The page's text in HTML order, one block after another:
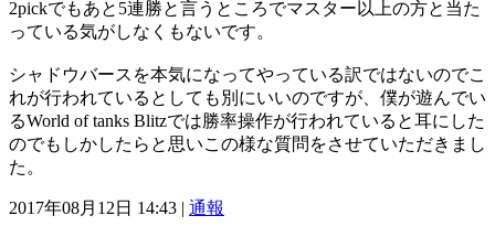
2pickでもあと5連勝と言うところでマスター以上の方と当た
っている気がしなくもないです。
シャドウバースを本気になってやっている訳ではないのでこ
れが行われているとしても別にいいのですが、僕が遊んでい
るWorld of tanks Blitzでは勝率操作が行われていると耳にした
のでもしかしたらと思いこの様な質問をさせていただきまし
た。
2017年08月12日 14:43 | 通報